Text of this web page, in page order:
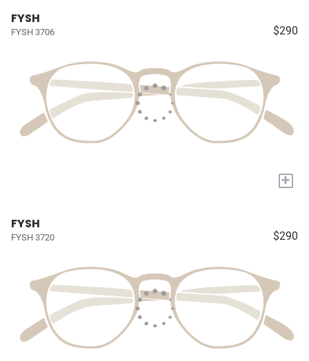
FYSH
FYSH 3706 $290
+
FYSH
FYSH 3720 $290